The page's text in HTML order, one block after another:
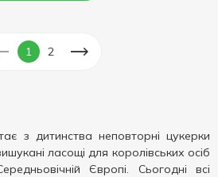
1 2
з дитинства неповторні цукерки
ласощі для королівських осіб
Європі. Сьогодні всі